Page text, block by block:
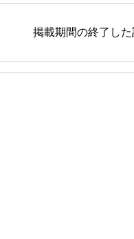
掲載期間の終了し